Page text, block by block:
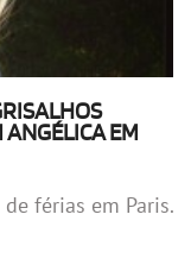
EM
férias em Paris.